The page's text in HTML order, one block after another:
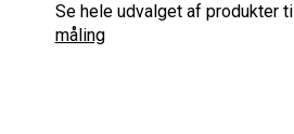
Se hele udvalget af produkter til
måling